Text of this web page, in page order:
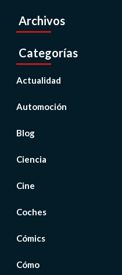
Archivos
Categorías
Actualidad
Automoción
Blog
Ciencia
Cine
Coches
Cómics
Cómo